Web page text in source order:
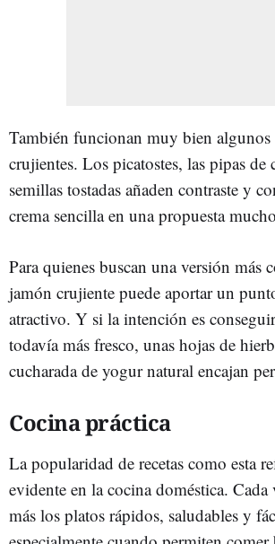
También funcionan muy bien algunos
crujientes. Los picatostes, las pipas de
semillas tostadas añaden contraste y
crema sencilla en una propuesta
Para quienes buscan una versión más
jamón crujiente puede aportar un
atractivo. Y si la intención es
todavía más fresco, unas hojas de
cucharada de yogur natural encajan
Cocina práctica
La popularidad de recetas como esta
evidente en la cocina doméstica. Cada
más los platos rápidos, saludables y